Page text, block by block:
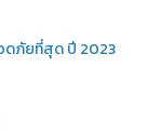
อดภัยที่สุด ปี 2023